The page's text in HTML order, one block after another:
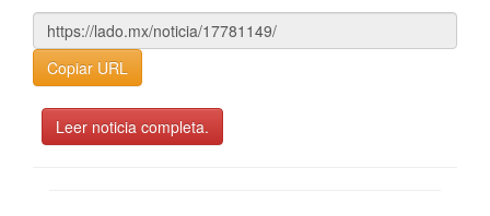
Copiar URL
Leer noticia completa.